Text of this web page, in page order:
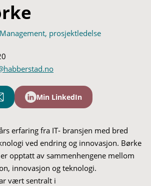
prosjektledelse
Min LinkedIn
erfaring fra IT- bransjen med bred
ved endring og innovasjon. Børke
opptatt av sammenhengene mellom
innovasjon og teknologi.
vært sentralt i